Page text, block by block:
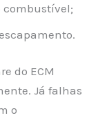
combustível;
do ECM
Já falhas
o